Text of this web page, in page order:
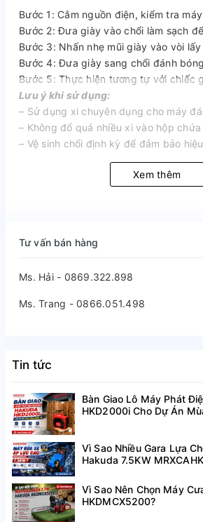
Bước 1: Cắm nguồn điện, kiểm tra
Bước 2: Đưa giày vào chổi làm sạch
Bước 3: Nhấn nhẹ mũi giày vào vòi
Bước 4: Đưa giày sang chổi đánh
Bước 5: Thực hiện tương tự với chiếc
Lưu ý khi sử dụng:
– Sử dụng xi chuyên dụng cho máy
– Không đổ quá nhiều xi vào hộp chứa
– Vệ sinh chổi định kỳ để đảm bảo
Xem thêm
Tư vấn bán hàng
Ms. Hải - 0869.322.898
Ms. Trang - 0866.051.498
Tin tức
Bàn Giao Lô Máy Phát
HKD2000i Cho Dự Án
Vì Sao Nhiều Gara Lựa
Hakuda 7.5KW
Vì Sao Nên Chọn Máy
HKDMCX5200?